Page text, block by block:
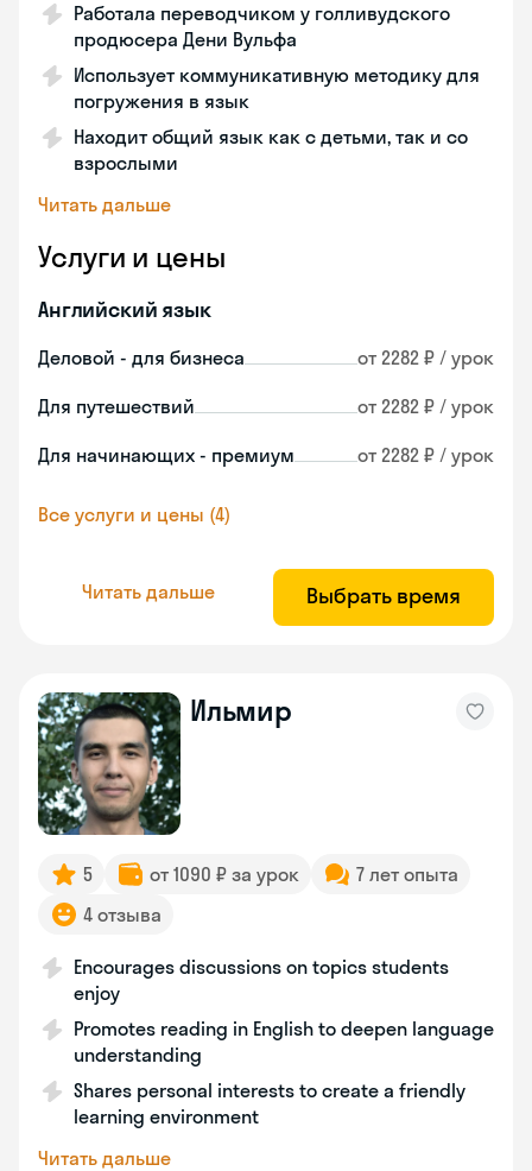
Работала переводчиком у голливудского
продюсера Дени Вульфа
Использует коммуникативную методику для
погружения в язык
Находит общий язык как с детьми, так и со
взрослыми
Читать дальше
Услуги и цены
Английский язык
Деловой - для бизнеса от 2282 ₽ / урок
Для путешествий от 2282 ₽ / урок
Для начинающих - премиум от 2282 ₽ / урок
Все услуги и цены (4)
Читать дальше Выбрать время
Ильмир
5 от 1090 ₽ за урок
7 лет опыта
4 отзыва
Encourages discussions on topics students
enjoy
Promotes reading in English to deepen language
understanding
Shares personal interests to create a friendly
learning environment
Читать дальше